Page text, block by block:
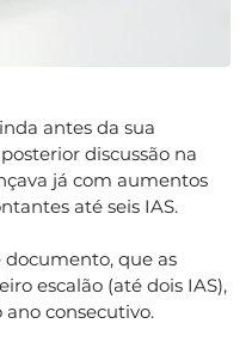
antes da sua
discussão na
já com aumentos
até seis IAS.
que as
escalão (até dois IAS),
consecutivo.